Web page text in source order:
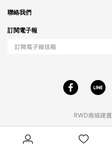
RWD商城建置
隱私政策
付款問題
配送問題
會員制度
紅利制度
聯絡我們
合作相關
工作職缺
訂閱電子報